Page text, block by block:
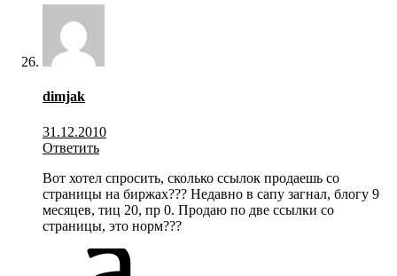
dimjak
31.12.2010
Ответить
Вот хотел спросить, сколько ссылок продаешь со
страницы на биржах??? Недавно в сапу загнал, блогу 9
месяцев, тиц 20, пр 0. Продаю по две ссылки со
страницы, это норм???